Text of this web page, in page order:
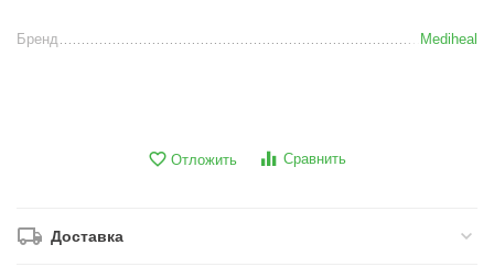
Бренд Mediheal
Отложить Сравнить
Доставка